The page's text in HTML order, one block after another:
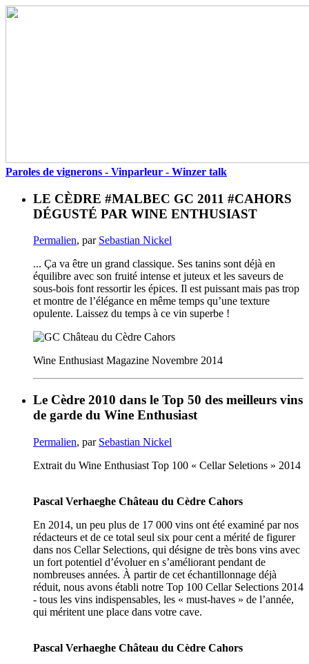
Paroles de vignerons - Vinparleur - Winzer talk
LE CÈDRE #MALBEC GC 2011 #CAHORS
DÉGUSTÉ PAR WINE ENTHUSIAST
Permalien, par Sebastian Nickel
... Ça va être un grand classique. Ses tanins sont déjà en
équilibre avec son fruité intense et juteux et les saveurs de
sous-bois font ressortir les épices. Il est puissant mais pas trop
et montre de l’élégance en même temps qu’une texture
opulente. Laissez du temps à ce vin superbe !
Wine Enthusiast Magazine Novembre 2014
Le Cèdre 2010 dans le Top 50 des meilleurs vins
de garde du Wine Enthusiast
Permalien, par Sebastian Nickel
Extrait du Wine Enthusiast Top 100 « Cellar Seletions » 2014
Pascal Verhaeghe Château du Cèdre Cahors
En 2014, un peu plus de 17 000 vins ont été examiné par nos
rédacteurs et de ce total seul six pour cent a mérité de figurer
dans nos Cellar Selections, qui désigne de très bons vins avec
un fort potentiel d’évoluer en s’améliorant pendant de
nombreuses années. À partir de cet échantillonnage déjà
réduit, nous avons établi notre Top 100 Cellar Selections 2014
- tous les vins indispensables, les « must-haves » de l’année,
qui méritent une place dans votre cave.
Pascal Verhaeghe Château du Cèdre Cahors